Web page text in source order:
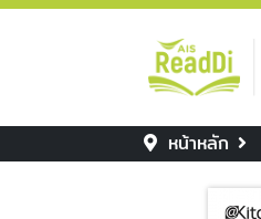
หน้าหลัก